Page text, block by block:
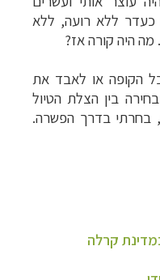
כעדר ללא רועה, ללא
מה היה קורה אז?
הקופה או לאבד את
בין הצלת הטיול
בחרתי בדרך הפשרה.
קרלה